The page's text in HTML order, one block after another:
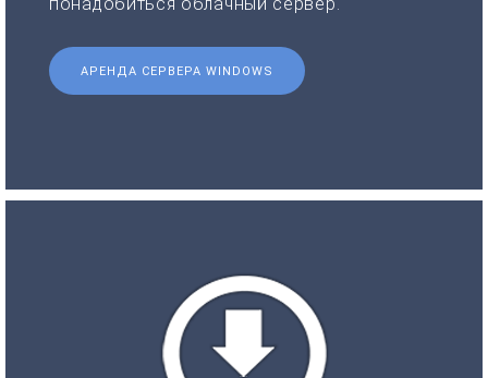
АРЕНДА СЕРВЕРА WINDOWS